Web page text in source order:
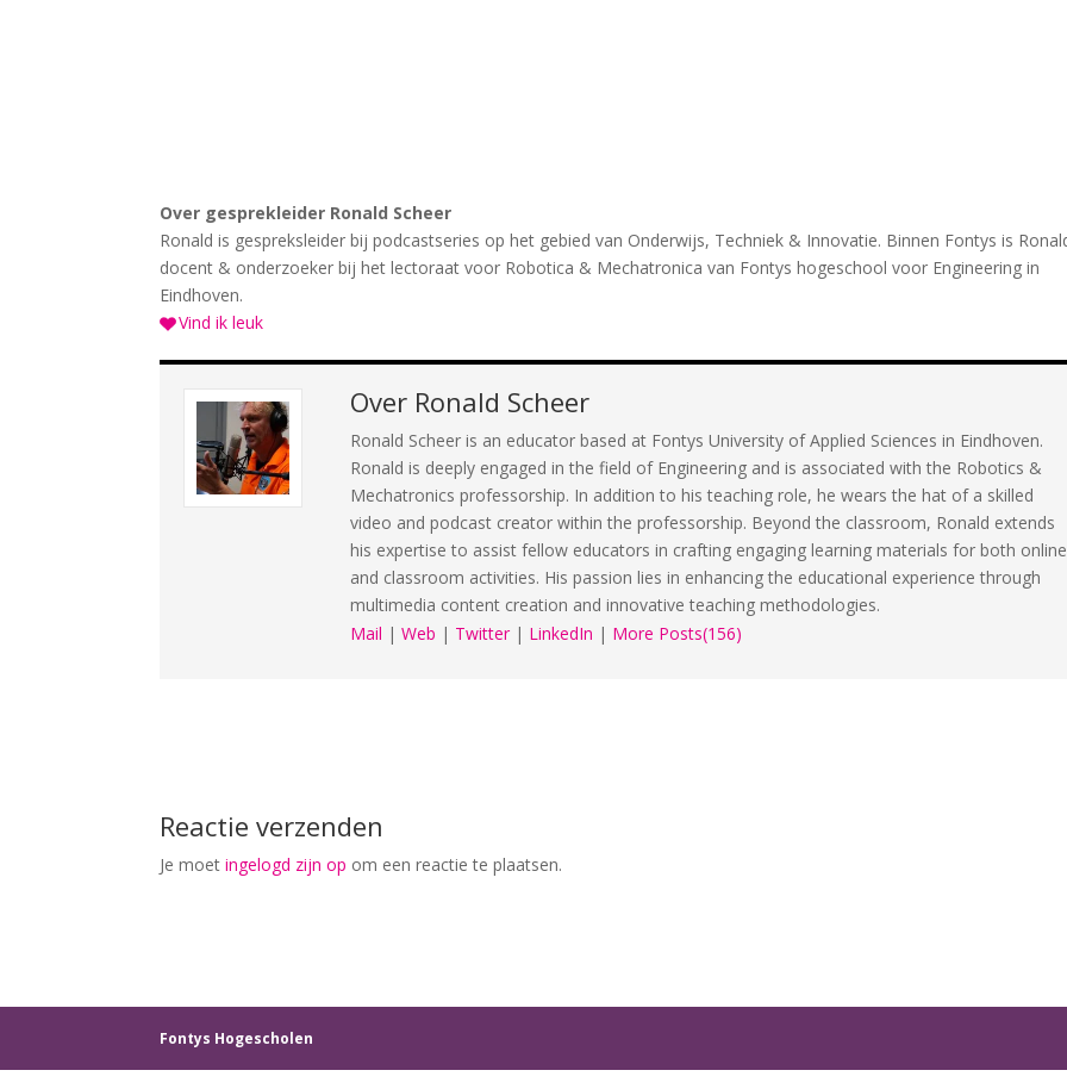
Over gesprekleider Ronald Scheer
Ronald is gespreksleider bij podcastseries op het gebied van Onderwijs, Techniek & Innovatie. Binnen Fontys is
docent & onderzoeker bij het lectoraat voor Robotica & Mechatronica van Fontys hogeschool voor Engineering in
Eindhoven.
Vind ik leuk
Over Ronald Scheer
Ronald Scheer is an educator based at Fontys University of Applied Sciences in Eindhoven.
Ronald is deeply engaged in the field of Engineering and is associated with the Robotics &
Mechatronics professorship. In addition to his teaching role, he wears the hat of a skilled
video and podcast creator within the professorship. Beyond the classroom, Ronald extends
his expertise to assist fellow educators in crafting engaging learning materials for both online
and classroom activities. His passion lies in enhancing the educational experience through
multimedia content creation and innovative teaching methodologies.
Mail |Web | Twitter | LinkedIn | More Posts(156)
Reactie verzenden
Je moetingelogd zijn op om een reactie te plaatsen.
Fontys Hogescholen